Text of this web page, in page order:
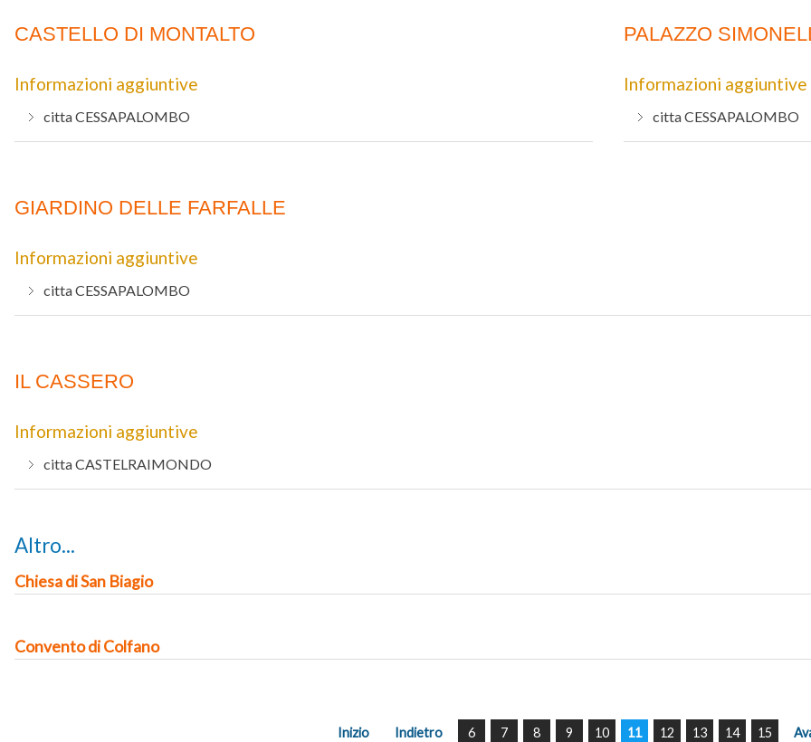
CASTELLO DI MONTALTO
Informazioni aggiuntive
cittaCESSAPALOMBO
PALAZZO
Informazioni aggiuntive
cittaCESSAPALOMBO
GIARDINO DELLE FARFALLE
Informazioni aggiuntive
cittaCESSAPALOMBO
IL CASSERO
Informazioni aggiuntive
cittaCASTELRAIMONDO
Altro...
Chiesa di San Biagio
Convento di Colfano
Inizio Indietro 6 7 8 9 10 11 12 13 14 15